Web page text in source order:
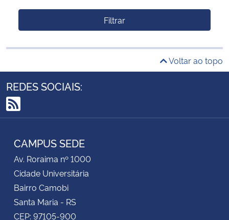
Filtrar
Voltar ao topo
REDES SOCIAIS:
RSS
CAMPUS SEDE
Av. Roraima nº 1000
Cidade Universitária
Bairro Camobi
Santa Maria - RS
CEP: 97105-900